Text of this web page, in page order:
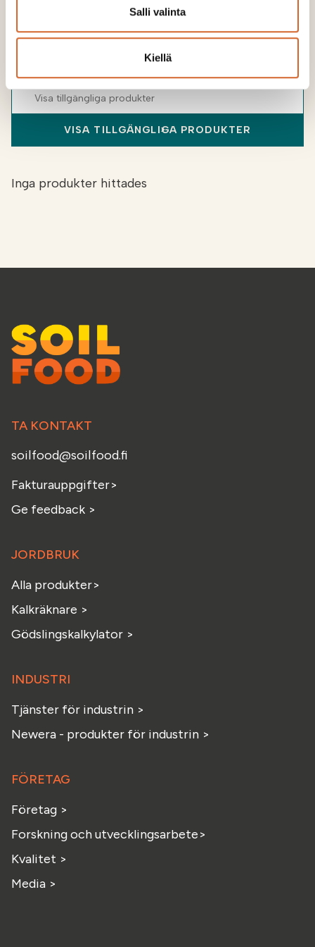
Salli valinta
Kiellä
kalksortiment?
VISA TILLGÄNGLIGA PRODUKTER
Inga produkter hittades
TA KONTAKT
soilfood@soilfood.fi
Fakturauppgifter>
Ge feedback >
JORDBRUK
Alla produkter>
Kalkräknare >
Gödslingskalkylator >
INDUSTRI
Tjänster för industrin >
Newera - produkter för industrin >
FÖRETAG
Företag >
Forskning och utvecklingsarbete>
Kvalitet >
Media >